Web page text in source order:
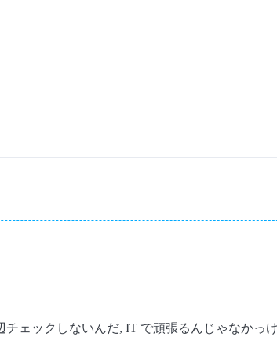
ェックしないんだ, IT で頑張るんじゃなかっ